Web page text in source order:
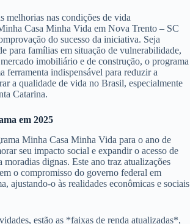
melhorias nas condições de vida
Casa Minha Vida em Nova Trento – SC
do sucesso da iniciativa. Seja
para famílias em situação de vulnerabilidade,
imobiliário e de construção, o programa
ferramenta indispensável para reduzir a
a qualidade de vida no Brasil, especialmente
Catarina.
em 2025
Minha Casa Minha Vida para o ano de
seu impacto social e expandir o acesso de
moradias dignas. Este ano traz atualizações
o compromisso do governo federal em
ajustando-o às realidades econômicas e sociais
estão as *faixas de renda atualizadas*,